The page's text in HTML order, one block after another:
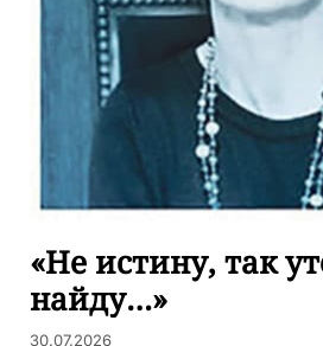
«Не истину, так
найду…»
30.07.2026